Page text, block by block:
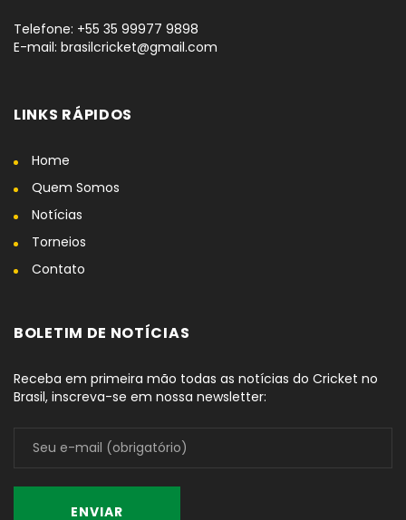
Telefone: +55 35 99977 9898
E-mail: brasilcricket@gmail.com
LINKS RÁPIDOS
Home
Quem Somos
Notícias
Torneios
Contato
BOLETIM DE NOTÍCIAS
Receba em primeira mão todas as notícias do Cricket no
Brasil, inscreva-se em nossa newsletter: